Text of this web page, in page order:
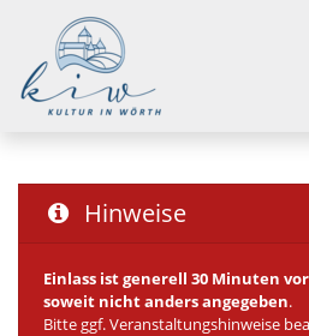
Hinweise
Einlass ist generell 30 Minuten
soweit nicht anders angegeben.
Bitte ggf. Veranstaltungshinweise